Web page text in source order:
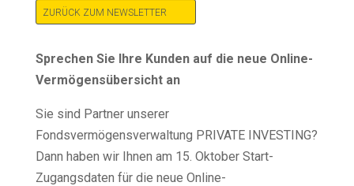
ZURÜCK ZUM NEWSLETTER
Sprechen Sie Ihre Kunden auf die neue Online-
Vermögensübersicht an
Sie sind Partner unserer
Fondsvermögensverwaltung PRIVATE INVESTING?
Dann haben wir Ihnen am 15. Oktober Start-
Zugangsdaten für die neue Online-